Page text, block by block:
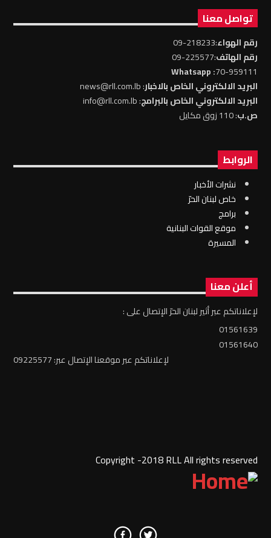
تواصل معنا
رقم الهواء:218233-09
رقم الهاتف:225577-09
70-959111
: Whatsapp
البريد الالكتروني الخاص بالاخبار: news@rll.com.lb
البريد الالكتروني الخاص بالبرامج: info@rll.com.lb
ص.ب: 110 زوق مكايل
الروابط
نشرات الأخبار
خاص لبنان الحرّ
برامج
موقع القوات البنانية
المسيرة
أعلن معنا
لإعلاناتكم عبر أثير لبنان الحرّ الإتصال على :
01561639
01561640
لإعلاناتكم عبر موقعنا الإتصال عبر: 09225577
Copyright -2018 RLL All rights reserved